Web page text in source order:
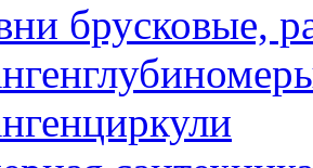
брусковые,